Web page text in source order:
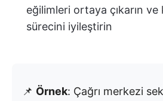
eğilimleri ortaya çıkarın
sürecini iyileştirin
📌 Örnek: Çağrı merkezi